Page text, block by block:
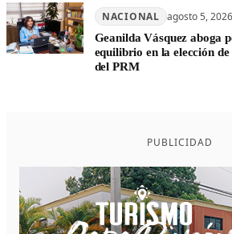
NACIONAL agosto 5, 2026
Geanilda Vásquez aboga
equilibrio en la elección
del PRM
PUBLICIDAD